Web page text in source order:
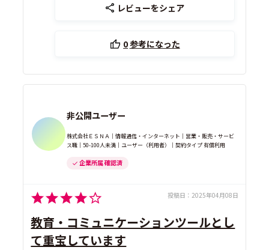
レビューをシェア
0参考になった
非公開ユーザー
株式会社ＥＳＮＡ｜情報通信・インターネット｜営業・販売・サービ
ス職｜50-100人未満｜ユーザー（利用者）｜契約タイプ 有償利用
企業所属 確認済
投稿日： 2025年04月08日
教育・コミュニケーションツールとし
て重宝しています